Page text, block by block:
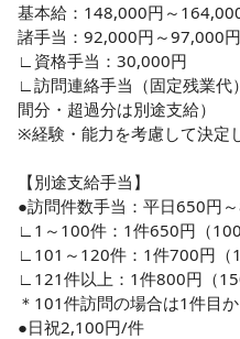
基本給：148,000円～
諸手当：92,000円～97,000円
∟資格手当：30,000円
∟訪問連絡手当（固定残業
間分・超過分は別途支給）
※経験・能力を考慮して決定
【別途支給手当】
●訪問件数手当：平日650円
∟1～100件：1件650円（
∟101～120件：1件700円（
∟121件以上：1件800円（
＊101件訪問の場合は1件目
●日祝2,100円/件